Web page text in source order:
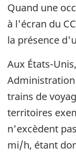
Quand une
à l'écran du
la présence
Aux États-
Administration
trains de
territoires
n'excèdent
mi/h, étant